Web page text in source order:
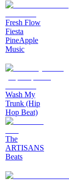
Fresh Flow
Fiesta
PineApple
Music
Wash My
Trunk (Hip
Hop Beat)
The
ARTISANS
Beats